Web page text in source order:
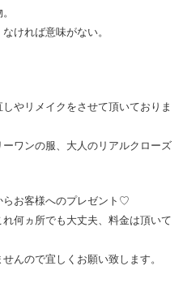
ければ意味がない。
やリメイクをさせて頂いておりま
ワンの服、大人のリアルクローズ
らお客様へのプレゼント♡
何ヵ所でも大丈夫、料金は頂いて
んので宜しくお願い致します。